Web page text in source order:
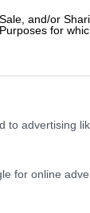
and/or
for
to advertising
for online
Δράση
μου,